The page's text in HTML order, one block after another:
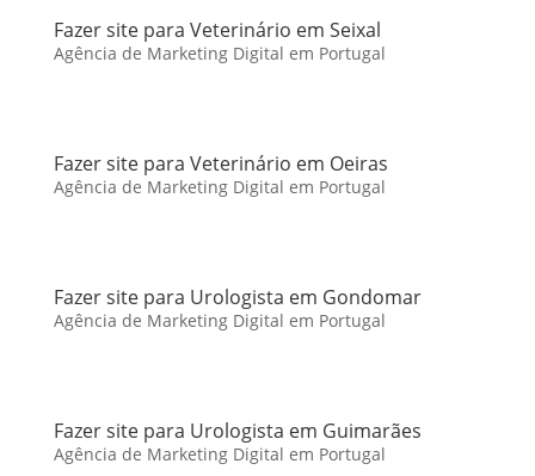
Fazer site para Veterinário em Seixal
Agência de Marketing Digital em Portugal
Fazer site para Veterinário em Oeiras
Agência de Marketing Digital em Portugal
Fazer site para Urologista em Gondomar
Agência de Marketing Digital em Portugal
Fazer site para Urologista em Guimarães
Agência de Marketing Digital em Portugal